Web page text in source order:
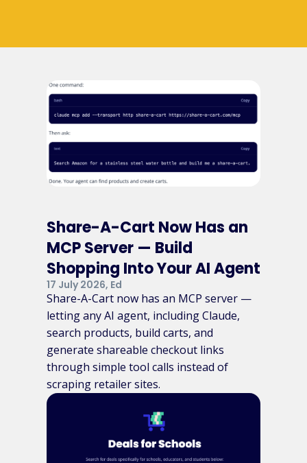
Share-A-Cart Now Has an
MCP Server — Build
Shopping Into Your AI Agent
17 July 2026, Ed
Share-A-Cart now has an MCP server —
letting any AI agent, including Claude,
search products, build carts, and
generate shareable checkout links
through simple tool calls instead of
scraping retailer sites.